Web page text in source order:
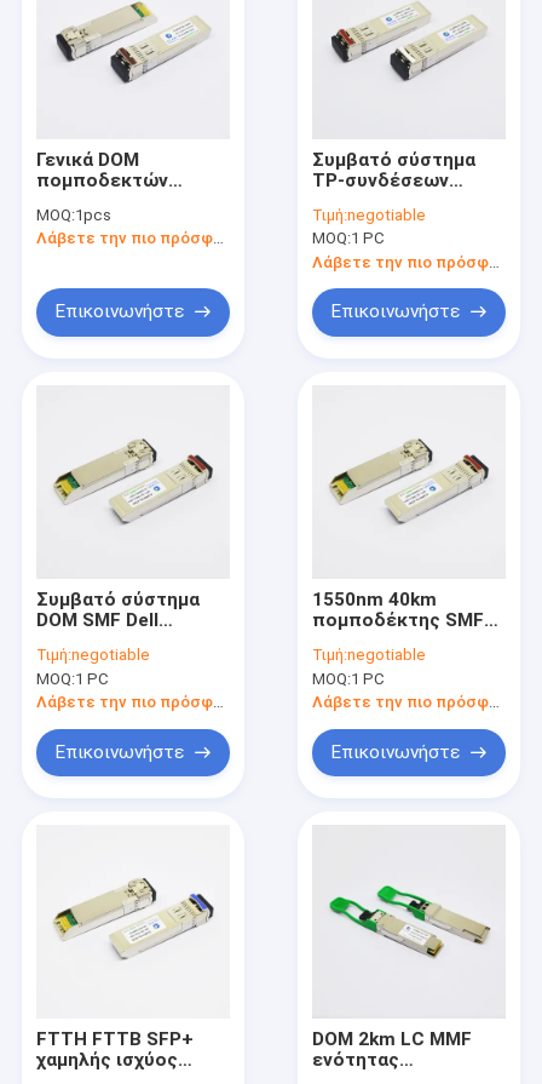
Σχετικά με εμάς
Γενικά DOM
πομποδεκτών
10G SFP+ για τη
μετάδοση στοιχείων
MOQ:1pcs
Λάβετε την πιο πρόσφατη τιμή
Επικοινωνήστε
Συμβατό σύστημα
TP-συνδέσεων
40km ινών
μεταδόσεων EMC
10gbase-ER SFP+
στοιχείων
Τιμή:negotiable
MOQ:1 PC
Επικοινωνήστε
Συμβατό σύστημα
DOM SMF Dell
πομποδεκτών
τηλεπικοινωνιών
1550nm 40km 10G
Τιμή:negotiable
MOQ:1 PC
Λάβετε την πιο πρόσφατη τιμή
Επικοινωνήστε
1550nm 40km
πομποδέκτης SMF
τους διακόπτες
Ethernet
Τιμή:negotiable
MOQ:1 PC
Λάβετε την πιο πρόσφατη τιμή
Επικοινωνήστε
FTTH FTTB SFP+
χαμηλής ισχύος
DOM 2km LC MMF
ενότητας